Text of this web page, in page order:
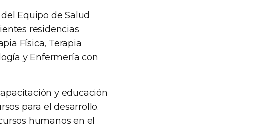
Equipo de Salud
residencias
Física, Terapia
y Enfermería con
y educación
para el desarrollo.
humanos en el